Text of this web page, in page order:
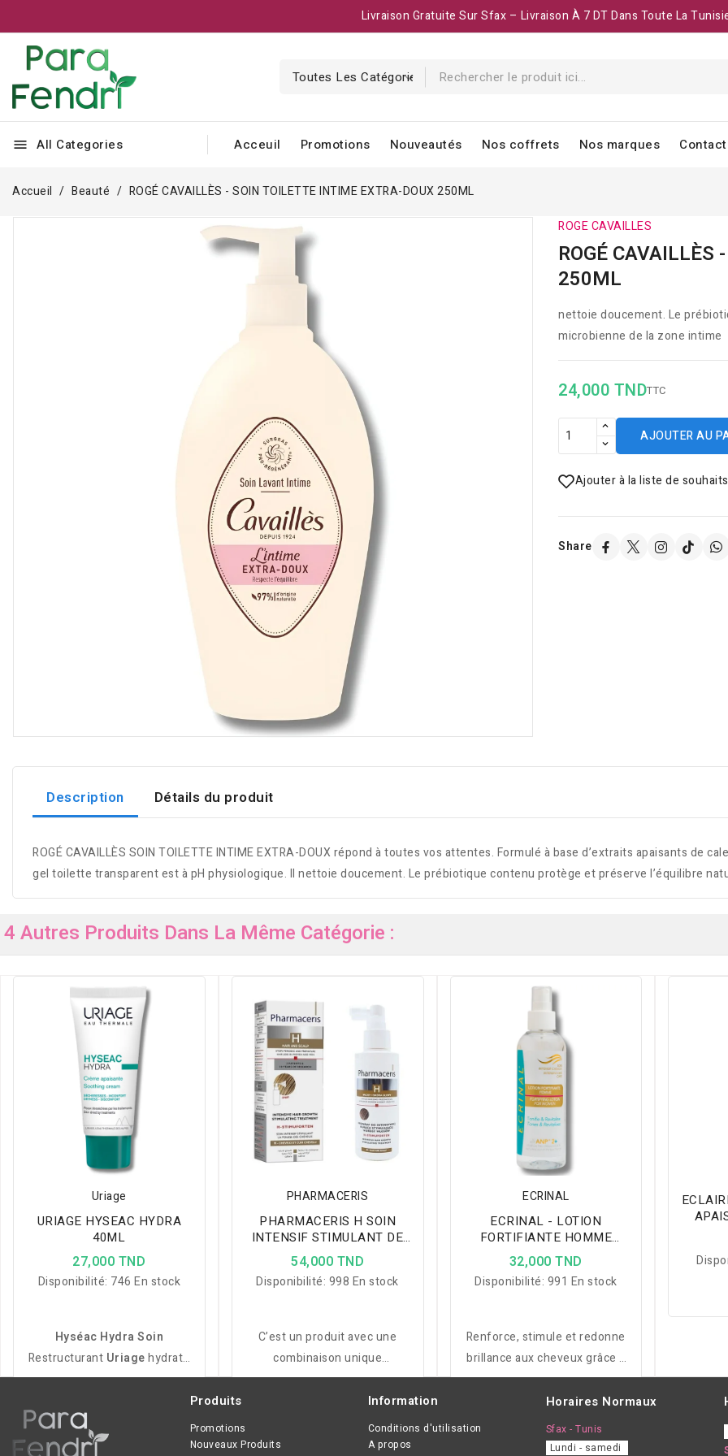
Livraison Gratuite Sur Sfax – Livraison À 7 DT Dans Toute La
menu All Categories Acceuil Promotions Nouveautés Nos coffrets Nos marques
Accueil Beauté ROGÉ CAVAILLÈS - SOIN TOILETTE INTIME EXTRA-DOUX 250ML
ROGE CAVAILLES
ROGÉ CAVAILLÈS
250ML
nettoie doucement. Le
microbienne de la zone intime
24,000 TNDTTC
AJOUTER AU
Ajouter à la liste de souhaits
Share
Description Détails du produit
ROGÉ CAVAILLÈS SOIN TOILETTE INTIME EXTRA-DOUX répond à toutes vos attentes. Formulé à base d’extraits apaisants de
gel toilette transparent est à pH physiologique. Il nettoie doucement. Le prébiotique contenu protège et préserve l’équilibre
4 Autres Produits Dans La Même Catégorie :
Uriage
URIAGE HYSEAC HYDRA
40ML
27,000 TND
Disponibilité: 746 En stock
Hyséac Hydra Soin
Restructurant Uriagehydrate
intensément, apaise les peaux
traitements
restaure la barrière protectrice
PHARMACERIS
PHARMACERIS H SOIN
INTENSIF STIMULANT DE
LA POUSSE DES CHEVEUX
H-STIMUFORTEN 125ML
SPRAY
54,000 TND
Disponibilité: 998 En stock
C’est un produit avec une
combinaison unique
d'ingrédients actifs: Natural
Growth Factor FGF, un
complexe de caféine avec un
ECRINAL
ECRINAL - LOTION
FORTIFIANTE HOMME
200ML
32,000 TND
Disponibilité: 991 En stock
Renforce, stimule et redonne
brillance aux cheveux grâce à
l’A.N.P®2+, pour des cheveux
revitalisés et un cuir chevelu
tonifié.
Produits
Promotions
Nouveaux Produits
Information
Conditions d'utilisation
A propos
Horaires Normaux
Sfax - Tunis
Lundi - samedi